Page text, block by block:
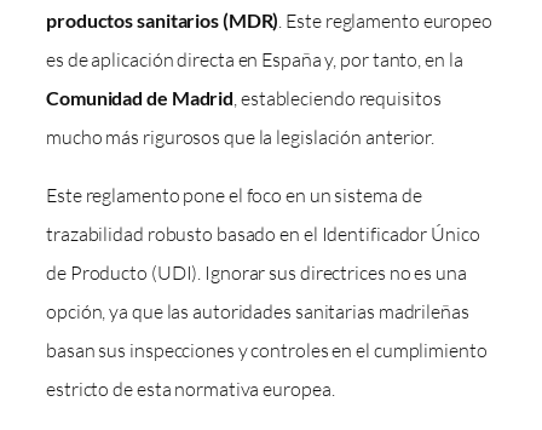
productos sanitarios (MDR) . Este reglamento europeo
es de aplicación directa en España y, por tanto, en la
Comunidad de Madrid , estableciendo requisitos
mucho más rigurosos que la legislación anterior.
Este reglamento pone el foco en un sistema de
trazabilidad robusto basado en el Identificador Único
de Producto (UDI). Ignorar sus directrices no es una
opción, ya que las autoridades sanitarias madrileñas
basan sus inspecciones y controles en el cumplimiento
estricto de esta normativa europea.